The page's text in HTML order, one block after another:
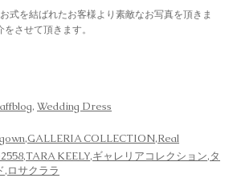
式を結ばれたお客様より素敵なお写真を頂きま
をさせて頂きます。
, Wedding Dress
,GALLERIA COLLECTION,Real
,TARA KEELY,ギャレリアコレクション,タ
,ロサクララ